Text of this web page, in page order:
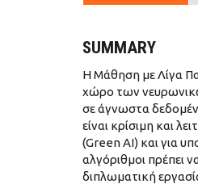
SUMMARY
Η Μάθηση με Λίγα
χώρο των
σε άγνωστα
είναι κρίσιμη και
(Green AI) και για
αλγόριθμοι πρέπει
διπλωματική